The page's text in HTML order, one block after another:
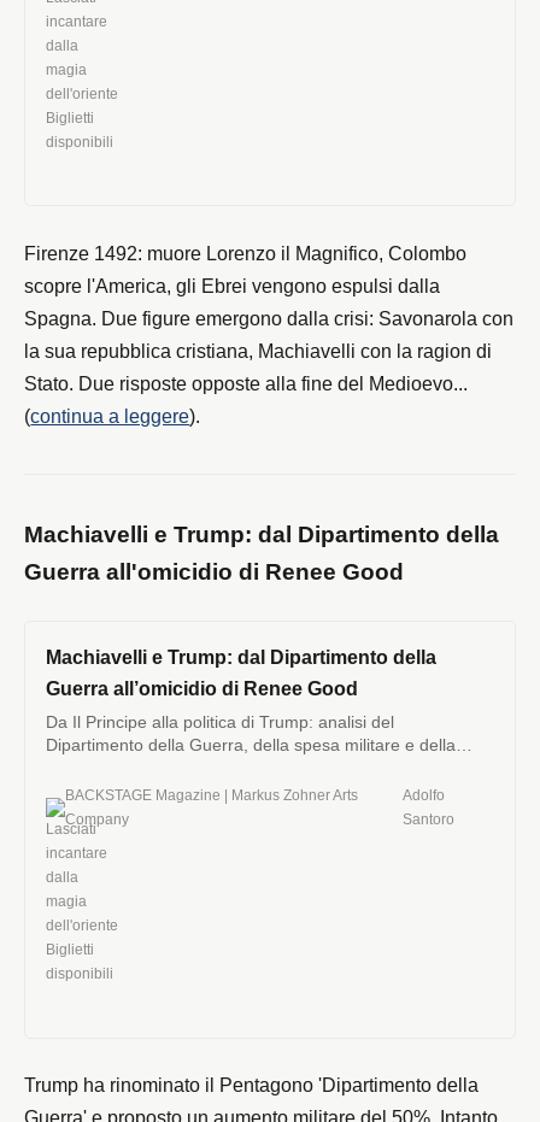
Firenze 1492: muore Lorenzo il Magnifico, Colombo
scopre l'America, gli Ebrei vengono espulsi dalla
Spagna. Due figure emergono dalla crisi: Savonarola con
la sua repubblica cristiana, Machiavelli con la ragion di
Stato. Due risposte opposte alla fine del Medioevo...
(continua a leggere).
Machiavelli e Trump: dal Dipartimento della
Guerra all'omicidio di Renee Good
Machiavelli e Trump: dal Dipartimento della
Guerra all’omicidio di Renee Good
Da Il Principe alla politica di Trump: analisi del
Dipartimento della Guerra, della spesa militare e della
BACKSTAGE Magazine | Markus Zohner Arts
Company
Adolfo
Santoro
Trump ha rinominato il Pentagono 'Dipartimento della
Guerra' e proposto un aumento militare del 50%. Intanto